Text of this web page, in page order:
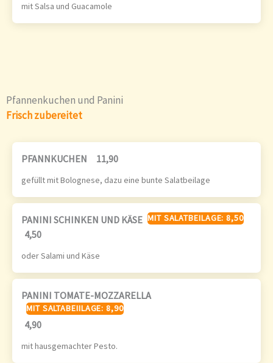
mit Salsa und Guacamole
Pfannenkuchen und Panini
Frisch zubereitet
PFANNKUCHEN 11,90
gefüllt mit Bolognese, dazu eine bunte Salatbeilage
PANINI SCHINKEN UND KÄSE MIT SALATBEILAGE: 8,50
4,50
oder Salami und Käse
PANINI TOMATE-MOZZARELLA
MIT SALTABEIILAGE: 8,90
4,90
mit hausgemachter Pesto.